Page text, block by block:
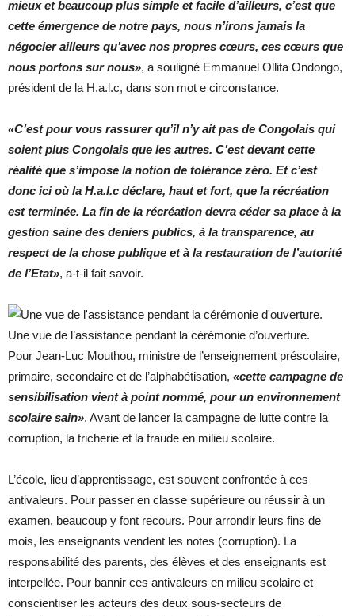
mieux et beaucoup plus simple et facile d’ailleurs, c’est que
cette émergence de notre pays, nous n’irons jamais la
négocier ailleurs qu’avec nos propres cœurs, ces cœurs que
nous portons sur nous», a souligné Emmanuel Ollita Ondongo,
président de la H.a.l.c, dans son mot e circonstance.
«C’est pour vous rassurer qu’il n’y ait pas de Congolais qui
soient plus Congolais que les autres. C’est devant cette
réalité que s’impose la notion de tolérance zéro. Et c’est
donc ici où la H.a.l.c déclare, haut et fort, que la récréation
est terminée. La fin de la récréation devra céder sa place à la
gestion saine des deniers publics, à la transparence, au
respect de la chose publique et à la restauration de l’autorité
de l’Etat», a-t-il fait savoir.
Une vue de l’assistance pendant la cérémonie d’ouverture.
Pour Jean-Luc Mouthou, ministre de l’enseignement préscolaire,
primaire, secondaire et de l’alphabétisation, «cette campagne de
sensibilisation vient à point nommé, pour un environnement
scolaire sain». Avant de lancer la campagne de lutte contre la
corruption, la tricherie et la fraude en milieu scolaire.
L’école, lieu d’apprentissage, est souvent confrontée à ces
antivaleurs. Pour passer en classe supérieure ou réussir à un
examen, beaucoup y font recours. Pour arrondir leurs fins de
mois, les enseignants vendent les notes (corruption). La
responsabilité des parents, des élèves et des enseignants est
interpellée. Pour bannir ces antivaleurs en milieu scolaire et
conscientiser les acteurs des deux sous-secteurs de